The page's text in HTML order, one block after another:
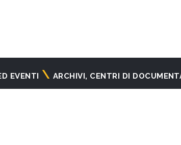
EVENTI ARCHIVI, CENTRI DI